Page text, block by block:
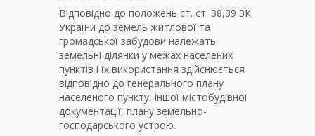
Відповідно до положень ст. ст. 38,39 ЗК
України до земель житлової та
громадської забудови належать
земельні ділянки у межах населених
пунктів і їх використання здійснюється
відповідно до генерального плану
населеного пункту, іншої містобудівної
документації, плану земельно-
господарського устрою.